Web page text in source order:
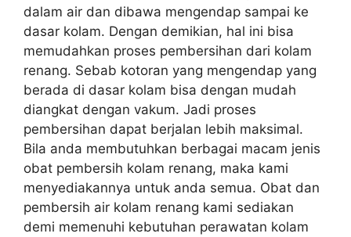
dalam air dan dibawa mengendap sampai ke
dasar kolam. Dengan demikian, hal ini bisa
memudahkan proses pembersihan dari kolam
renang. Sebab kotoran yang mengendap yang
berada di dasar kolam bisa dengan mudah
diangkat dengan vakum. Jadi proses
pembersihan dapat berjalan lebih maksimal.
Bila anda membutuhkan berbagai macam jenis
obat pembersih kolam renang, maka kami
menyediakannya untuk anda semua. Obat dan
pembersih air kolam renang kami sediakan
demi memenuhi kebutuhan perawatan kolam